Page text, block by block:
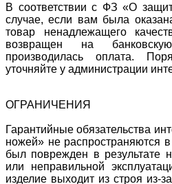
В соответствии с ФЗ «О
случае, если вам была
товар ненадлежащего
возвращен на
производилась оплата.
уточняйте у администрации
ОГРАНИЧЕНИЯ
Гарантийные обязательства
ножей» не распространяются в
был поврежден в результате
или неправильной
изделие выходит из строя из-